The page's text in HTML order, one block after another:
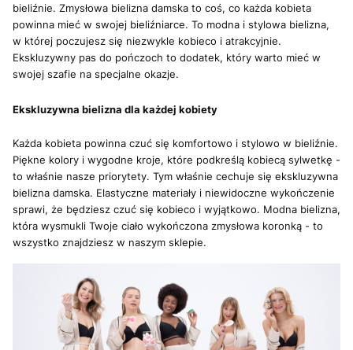
bieliźnie. Zmysłowa bielizna damska to coś, co każda kobieta
powinna mieć w swojej bieliźniarce. To modna i stylowa bielizna,
w której poczujesz się niezwykle kobieco i atrakcyjnie.
Ekskluzywny pas do pończoch to dodatek, który warto mieć w
swojej szafie na specjalne okazje.
Ekskluzywna bielizna dla każdej kobiety
Każda kobieta powinna czuć się komfortowo i stylowo w bieliźnie.
Piękne kolory i wygodne kroje, które podkreślą kobiecą sylwetkę -
to właśnie nasze priorytety. Tym właśnie cechuje się ekskluzywna
bielizna damska. Elastyczne materiały i niewidoczne wykończenie
sprawi, że będziesz czuć się kobieco i wyjątkowo. Modna bielizna,
która wysmukli Twoje ciało wykończona zmysłowa koronką - to
wszystko znajdziesz w naszym sklepie.